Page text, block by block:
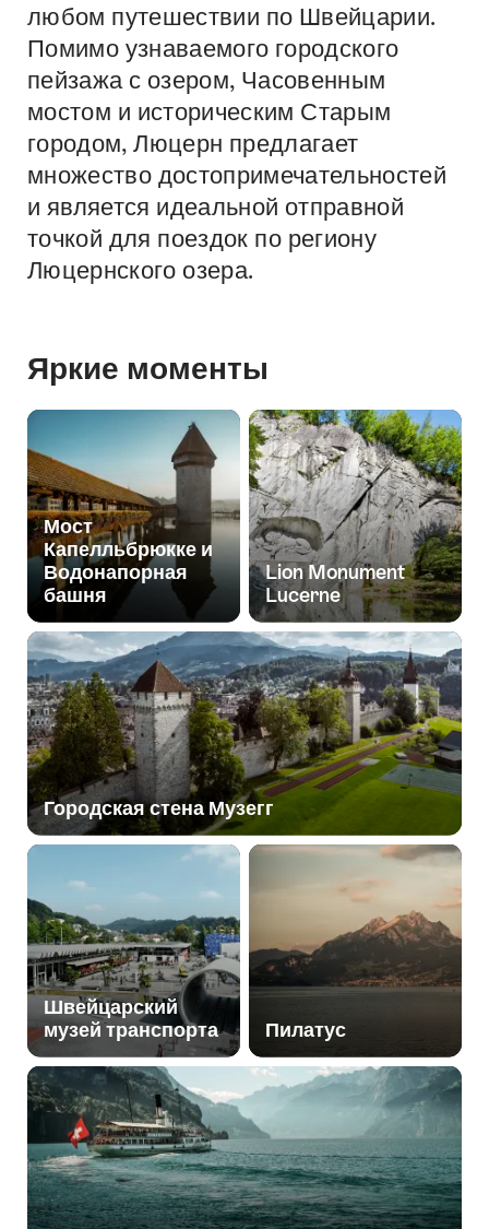
любом путешествии по Швейцарии.
Помимо узнаваемого городского
пейзажа с озером, Часовенным
мостом и историческим Старым
городом, Люцерн предлагает
множество достопримечательностей
и является идеальной отправной
точкой для поездок по региону
Люцернского озера.
Яркие моменты
Мост
Капелльбрюкке и
Водонапорная
башня
Lion Monument
Lucerne
Городская стена Музегг
Швейцарский
музей транспорта
Пилатус